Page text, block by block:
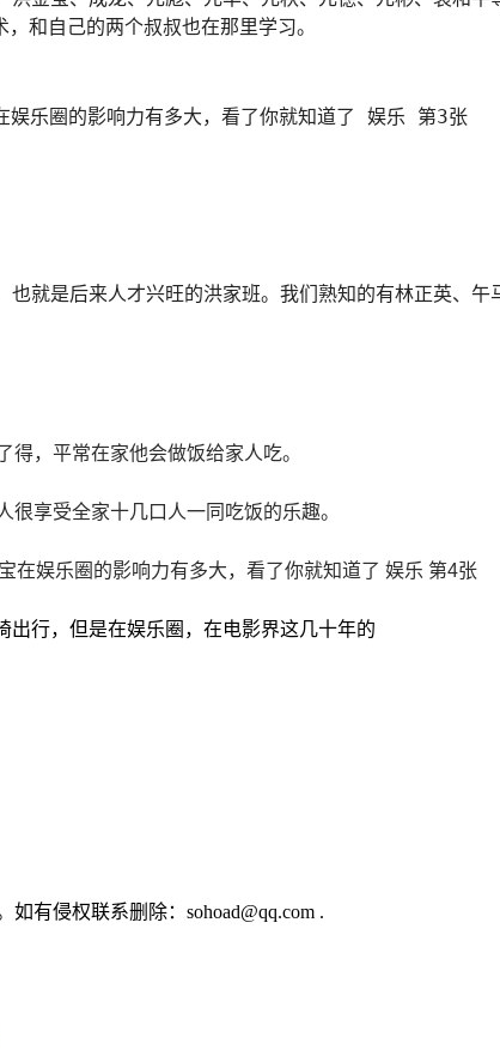
和自己的两个叔叔也在那里学习。
，平常在家他会做饭给家人吃。
享受全家十几口人一同吃饭的乐趣。
行，但是在娱乐圈，在电影界这几十年的
有侵权联系删除：sohoad@qq.com .